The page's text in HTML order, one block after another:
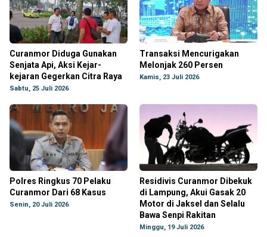
Curanmor Diduga Gunakan
Senjata Api, Aksi Kejar-
kejaran Gegerkan Citra Raya
Sabtu, 25 Juli 2026
Transaksi Mencurigakan
Melonjak 260 Persen
Kamis, 23 Juli 2026
Polres Ringkus 70 Pelaku
Curanmor Dari 68 Kasus
Senin, 20 Juli 2026
Residivis Curanmor Dibekuk
di Lampung, Akui Gasak 20
Motor di Jaksel dan Selalu
Bawa Senpi Rakitan
Minggu, 19 Juli 2026